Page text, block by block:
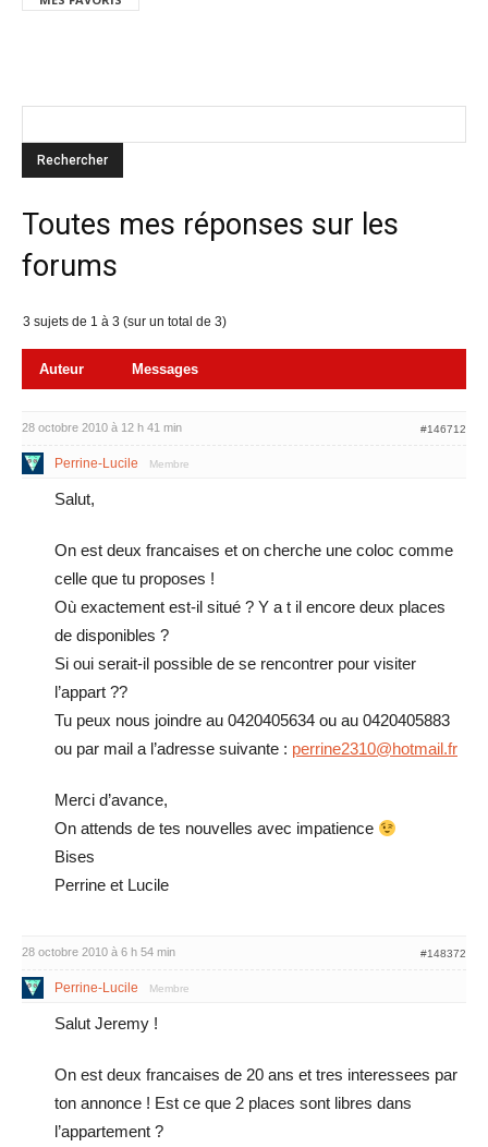
Toutes mes réponses sur les
forums
3 sujets de 1 à 3 (sur un total de 3)
Auteur Messages
28 octobre 2010 à 12 h 41 min #146712
Perrine-Lucile Membre
Salut,
On est deux francaises et on cherche une coloc comme
celle que tu proposes !
Où exactement est-il situé ? Y a t il encore deux places
de disponibles ?
Si oui serait-il possible de se rencontrer pour visiter
l’appart ??
Tu peux nous joindre au 0420405634 ou au 0420405883
ou par mail a l’adresse suivante : perrine2310@hotmail.fr
Merci d’avance,
On attends de tes nouvelles avec impatience
Bises
Perrine et Lucile
28 octobre 2010 à 6 h 54 min #148372
Perrine-Lucile Membre
Salut Jeremy !
On est deux francaises de 20 ans et tres interessees par
ton annonce ! Est ce que 2 places sont libres dans
l’appartement ?